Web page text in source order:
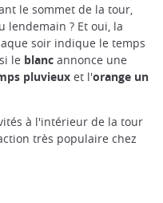
le sommet de la tour,
lendemain ? Et oui, la
soir indique le temps
le blanc annonce une
pluvieux et l'orange un
à l'intérieur de la tour
très populaire chez